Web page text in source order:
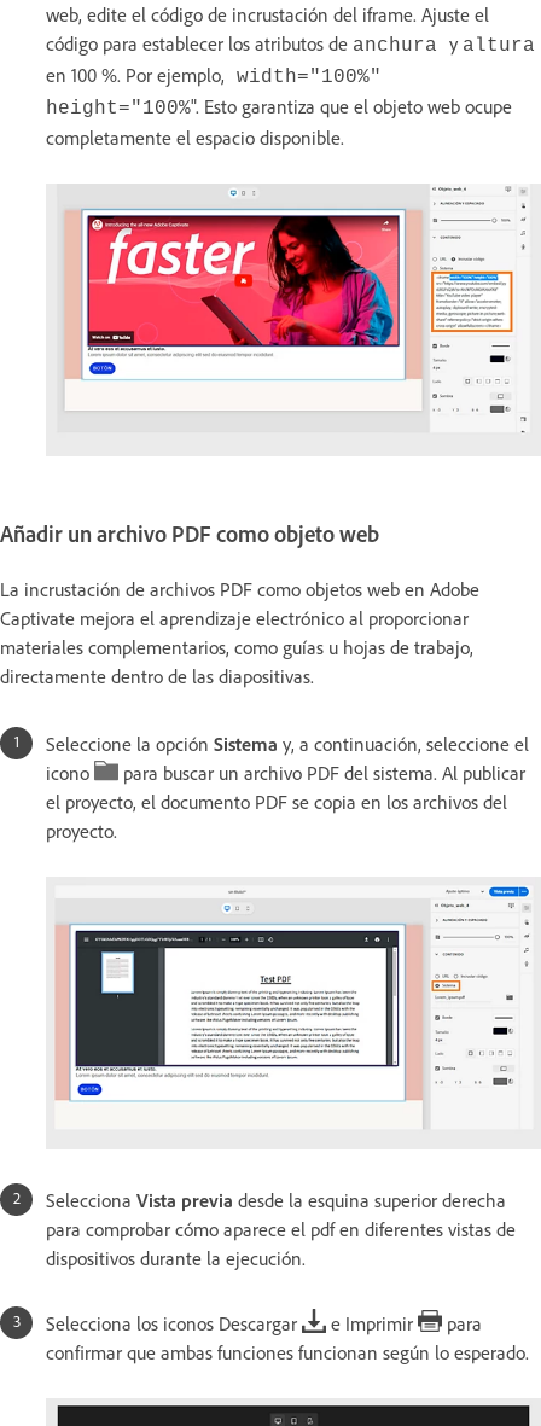
web, edite el código de incrustación del iframe. Ajuste el
código para establecer los atributos de anchura y altura
en 100 %. Por ejemplo, width="100%"
height="100%". Esto garantiza que el objeto web ocupe
completamente el espacio disponible.
Añadir un archivo PDF como objeto web
La incrustación de archivos PDF como objetos web en Adobe
Captivate mejora el aprendizaje electrónico al proporcionar
materiales complementarios, como guías u hojas de trabajo,
directamente dentro de las diapositivas.
Seleccione la opción Sistema y, a continuación, seleccione el
icono
para buscar un archivo PDF del sistema. Al publicar
el proyecto, el documento PDF se copia en los archivos del
proyecto.
Selecciona Vista previa desde la esquina superior derecha
para comprobar cómo aparece el pdf en diferentes vistas de
dispositivos durante la ejecución.
Selecciona los iconos Descargar e Imprimir
para
confirmar que ambas funciones funcionan según lo esperado.